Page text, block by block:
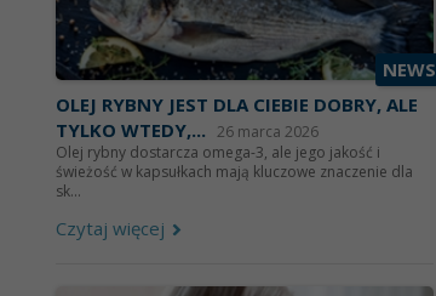
NEWS
OLEJ RYBNY JEST DLA CIEBIE DOBRY, ALE
TYLKO WTEDY,... 26 marca 2026
Olej rybny dostarcza omega-3, ale jego jakość i
świeżość w kapsułkach mają kluczowe znaczenie dla
sk...
Czytaj więcej